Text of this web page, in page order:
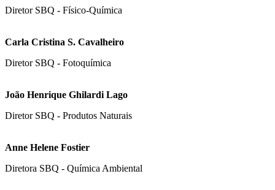
Diretor SBQ - Físico-Química
Carla Cristina S. Cavalheiro
Diretor SBQ - Fotoquímica
João Henrique Ghilardi Lago
Diretor SBQ - Produtos Naturais
Anne Helene Fostier
Diretora SBQ - Química Ambiental